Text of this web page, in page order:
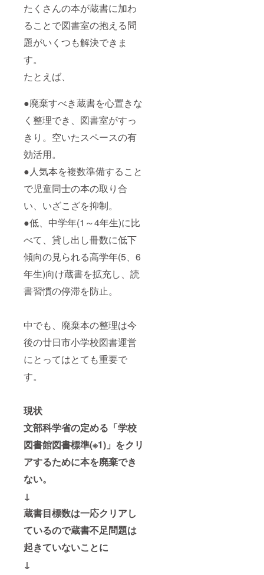
たくさんの本が蔵書に加わ
ることで図書室の抱える問
題がいくつも解決できま
す。
たとえば、
●廃棄すべき蔵書を心置きな
く整理でき、図書室がすっ
きり。空いたスペースの有
効活用。
●人気本を複数準備すること
で児童同士の本の取り合
い、いざこざを抑制。
●低、中学年(1～4年生)に比
べて、貸し出し冊数に低下
傾向の見られる高学年(5、6
年生)向け蔵書を拡充し、読
書習慣の停滞を防止。
中でも、廃棄本の整理は今
後の廿日市小学校図書運営
にとってはとても重要で
す。
現状
文部科学省の定める「学校
図書館図書標準(※1)」をクリ
アするために本を廃棄でき
ない。
↓
蔵書目標数は一応クリアし
ているので蔵書不足問題は
起きていないことに
↓